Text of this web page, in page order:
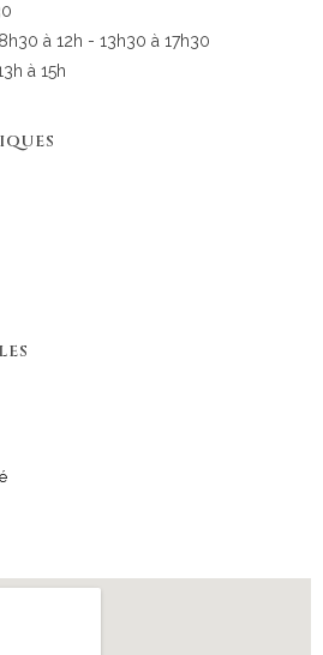
à 12h - 13h30 à 17h30
à 15h